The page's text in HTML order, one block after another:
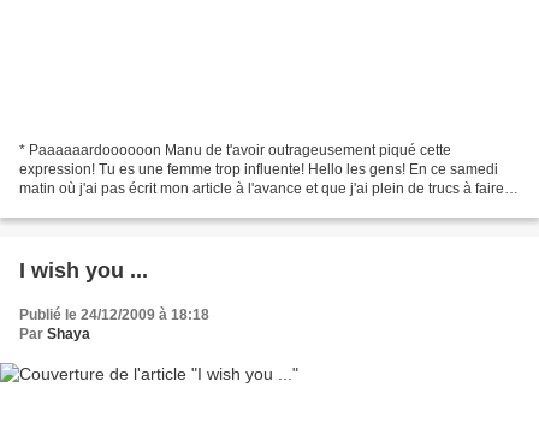
* Paaaaaardoooooon Manu de t'avoir outrageusement piqué cette
expression! Tu es une femme trop influente! Hello les gens! En ce samedi
matin où j'ai pas écrit mon article à l'avance et que j'ai plein de trucs à faire je
I wish you ...
Publié le 24/12/2009 à 18:18
Par Shaya